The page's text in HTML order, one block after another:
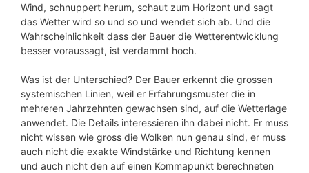
Wind, schnuppert herum, schaut zum Horizont und sagt
das Wetter wird so und so und wendet sich ab. Und die
Wahrscheinlichkeit dass der Bauer die Wetterentwicklung
besser voraussagt, ist verdammt hoch.
Was ist der Unterschied? Der Bauer erkennt die grossen
systemischen Linien, weil er Erfahrungsmuster die in
mehreren Jahrzehnten gewachsen sind, auf die Wetterlage
anwendet. Die Details interessieren ihn dabei nicht. Er muss
nicht wissen wie gross die Wolken nun genau sind, er muss
auch nicht die exakte Windstärke und Richtung kennen
und auch nicht den auf einen Kommapunkt berechneten